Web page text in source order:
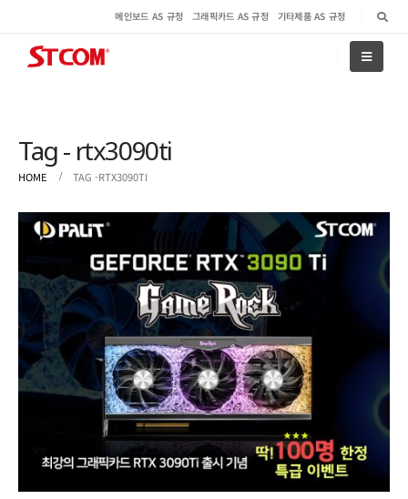
메인보드 AS 규정 그래픽카드 AS 규정 기타제품 AS 규정
Tag - rtx3090ti
HOME TAG -RTX3090TI